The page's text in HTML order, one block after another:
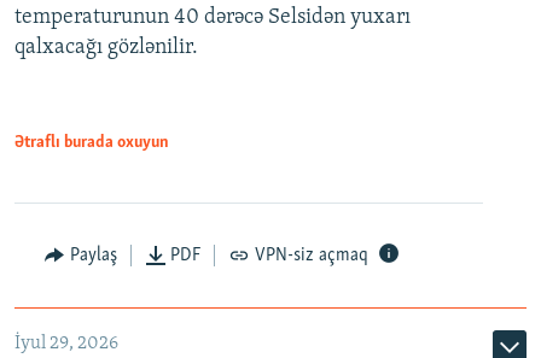
temperaturunun 40 dərəcə Selsidən yuxarı
qalxacağı gözlənilir.
Ətraflı burada oxuyun
Paylaş PDF VPN-siz açmaq
İyul 29, 2026